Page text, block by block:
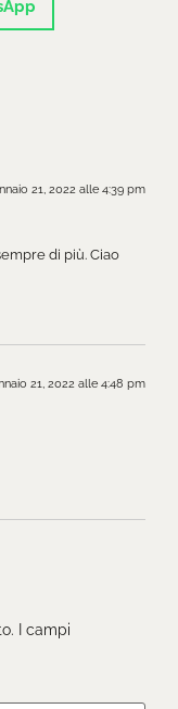
21, 2022 alle 4:39 pm
di più. Ciao
21, 2022 alle 4:48 pm
I campi